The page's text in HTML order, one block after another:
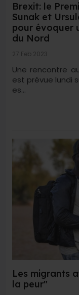
Brexit: le
Sunak et
pour évoquer
du Nord
27 Feb 2023
Une rencontre
est prévue lundi
es...
Les migrants
la peur"